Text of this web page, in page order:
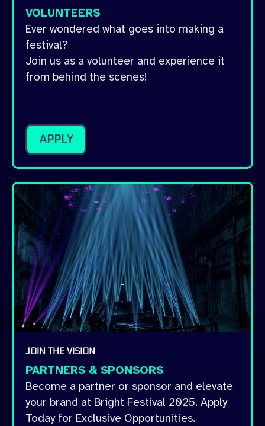
VOLUNTEERS
Ever wondered what goes into making a
festival?
Join us as a volunteer and experience it
from behind the scenes!
APPLY
JOIN THE VISION
PARTNERS & SPONSORS
Become a partner or sponsor and elevate
your brand at Bright Festival 2025. Apply
Today for Exclusive Opportunities.